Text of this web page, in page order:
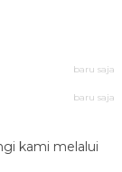
baru saja
baru saja
kami melalui